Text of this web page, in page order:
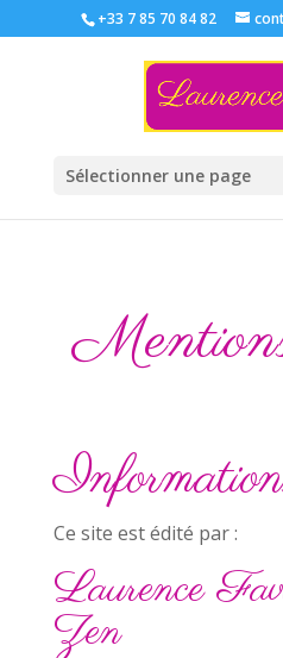
+33 7 85 70 84 82
Sélectionner une page
Ce site est édité par :
Laurence
Zen